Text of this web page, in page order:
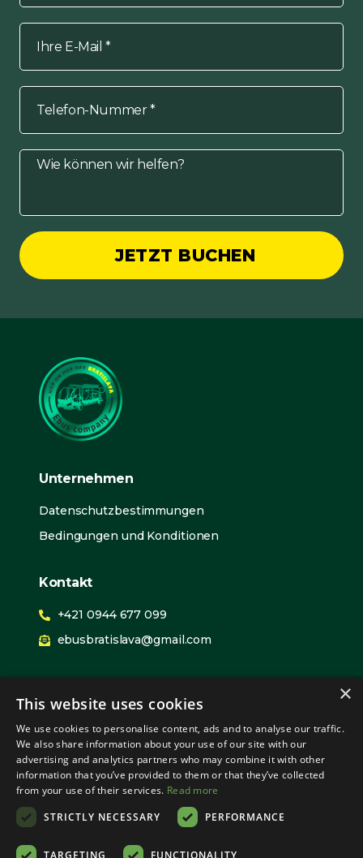
JETZT BUCHEN
Unternehmen
Datenschutzbestimmungen
Bedingungen und Konditionen
Kontakt
+421 0944 677 099
ebusbratislava@gmail.com
Prague
Bratislava
Sozialer Anteil
×
This website uses cookies
We use cookies to personalise content, ads and to analyse our traffic.
We also share information about your use of our site with our
advertising and analytics partners who may combine it with other
information that you’ve provided to them or that they’ve collected
from your use of their services. Read more
STRICTLY NECESSARY
PERFORMANCE
TARGETING FUNCTIONALITY